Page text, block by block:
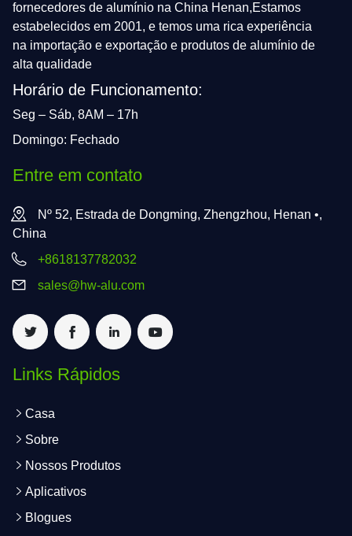
fornecedores de alumínio na China Henan,Estamos
estabelecidos em 2001, e temos uma rica experiência
na importação e exportação e produtos de alumínio de
alta qualidade
Horário de Funcionamento:
Seg – Sáb, 8AM – 17h
Domingo: Fechado
Entre em contato
Nº 52, Estrada de Dongming, Zhengzhou, Henan •,
China
+8618137782032
sales@hw-alu.com
Links Rápidos
Casa
Sobre
Nossos Produtos
Aplicativos
Blogues